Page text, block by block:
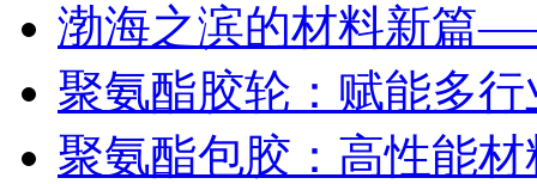
渤海之滨的材料新篇
聚氨酯胶轮：赋能多
聚氨酯包胶：高性能